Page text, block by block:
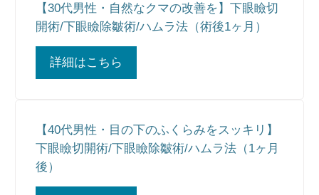
【30代男性・自然なクマの改善を】下眼瞼切
開術/下眼瞼除皺術/ハムラ法（術後1ヶ月）
詳細はこちら
【40代男性・目の下のふくらみをスッキリ】
下眼瞼切開術/下眼瞼除皺術/ハムラ法（1ヶ月
後）